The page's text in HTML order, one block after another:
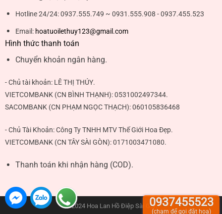
Hotline 24/24:0937.555.749 ~ 0931.555.908 - 0937.455.523
Email: hoatuoilethuy123@gmail.com
Hình thức thanh toán
Chuyển khoản ngân hàng.
- Chủ tài khoản: LÊ THỊ THÚY.
VIETCOMBANK (CN BÌNH THẠNH):0531002497344.
SACOMBANK (CN PHẠM NGỌC THẠCH):060105836468
- Chủ Tài Khoản: Công Ty TNHH MTV Thế Giới Hoa Đẹp.
VIETCOMBANK (CN TÂY SÀI GÒN):0171003471080.
Thanh toán khi nhận hàng (COD).
© 2024 Hoa Lan Hồ Điệp Sài Gòn0937455523
(chạm để gọi đặt hoa)